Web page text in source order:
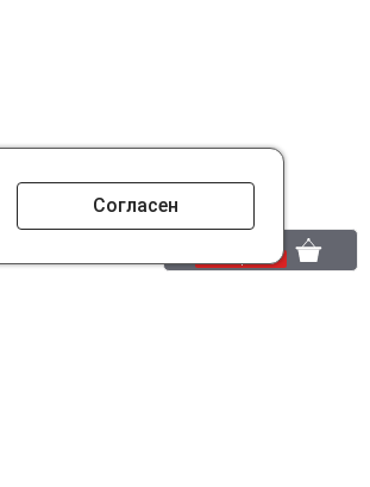
Согласен